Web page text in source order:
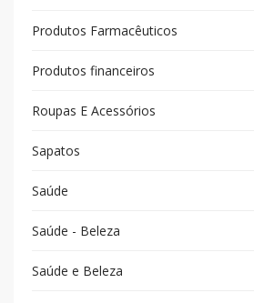
Produtos Farmacêuticos
Produtos financeiros
Roupas E Acessórios
Sapatos
Saúde
Saúde - Beleza
Saúde e Beleza